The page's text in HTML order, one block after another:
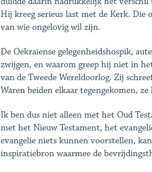
Hij kreeg serieus last met de Kerk. Die
van wie ongelovig wil zijn.
De Oekraïense gelegenheidshospik,
zwijgen, en waarom greep hij niet in
van de Tweede Wereldoorlog. Zij
Waren beiden elkaar tegengekomen,
Ik ben dus niet alleen met het Oud
met het Nieuw Testament, het
evangelie niets kunnen voorstellen,
inspiratiebron waarmee de